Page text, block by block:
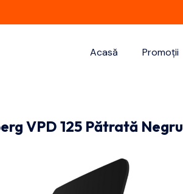
Acasă Promoții
VPD 125 Pătrată Negru